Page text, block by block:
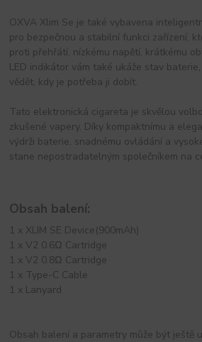
OXVA Xlim Se je také vybavena
pro bezpečnou a stabilní funkci zařízení,
proti přehřátí, nízkému napětí, krátkému
LED indikátor vám také ukáže stav
vědět, kdy je potřeba ji dobít.
Tato elektronická cigareta je skvělou
zkušené vapery. Díky kompaktnímu a
výdrži baterie, snadnému ovládání a
stane nepostradatelným společníkem na
Obsah balení:
1 x XLIM SE Device(900mAh)
1 x V2 0.6Ω Cartridge
1 x V2 0.8Ω Cartridge
1 x Type-C Cable
1 x Lanyard
Obsah balení a parametry může být ještě